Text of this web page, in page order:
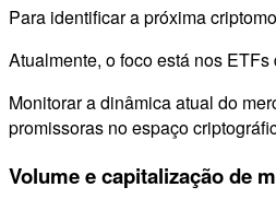
Para identificar a próxima
Atualmente, o foco está nos
Monitorar a dinâmica atual do
promissoras no espaço
Volume e capitalização de